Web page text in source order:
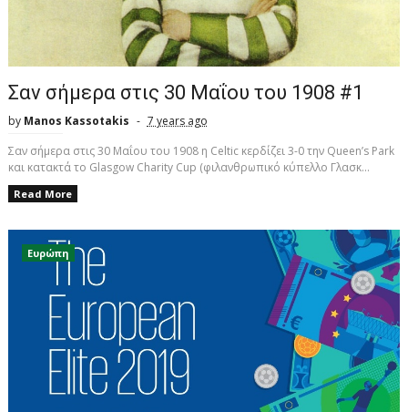
Σαν σήμερα στις 30 Μαΐου του 1908 #1
by Manos Kassotakis
7 years ago
Σαν σήμερα στις 30 Μαΐου του 1908 η Celtic κερδίζει 3-0 την Queen’s Park
και κατακτά το Glasgow Charity Cup (φιλανθρωπικό κύπελλο Γλασκ...
Read More
Ευρώπη